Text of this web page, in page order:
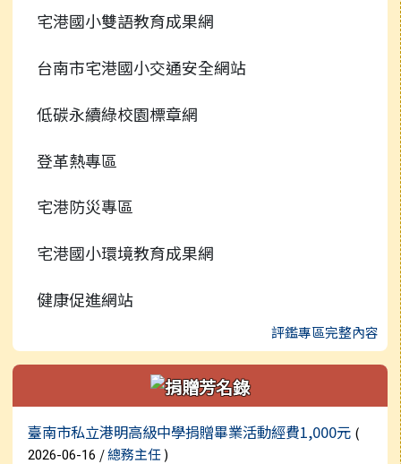
行事曆
宅港國小雙語教育成果網
台南市宅港國小交通安全網站
低碳永續綠校園標章網
登革熱專區
宅港防災專區
宅港國小環境教育成果網
健康促進網站
評鑑專區完整內容
新聞列表
臺南市私立港明高級中學捐贈畢業活動經費1,000元 (
2026-06-16 /總務主任)